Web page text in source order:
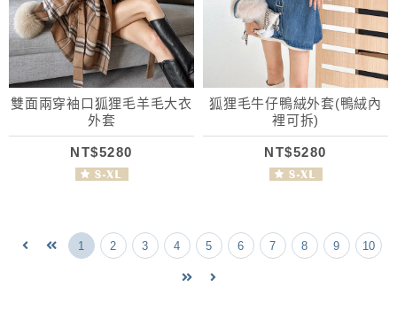
雙面兩穿袖口狐狸毛羊毛大衣
外套
NT$5280
狐狸毛牛仔鴨絨外套(鴨絨內
裡可拆)
NT$5280
1 2 3 4 5 6 7 8 9 10